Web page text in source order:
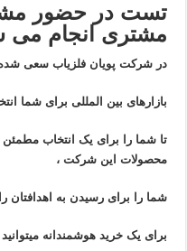
تست در حضور
مشتری انجام می
در شرکت پویان فلزیاب سعی
بازار‌های بین المللی برای شما
تا شما را برای یک انتخاب
محصولات این شرکت ،
شما را برای رسیدن به اهدافتان
برای یک خرید هوشمندانه